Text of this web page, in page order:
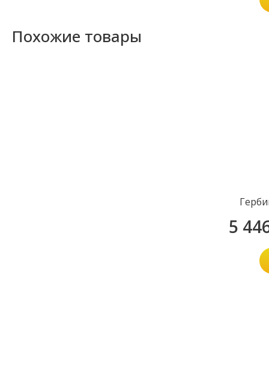
Похожие товары
5